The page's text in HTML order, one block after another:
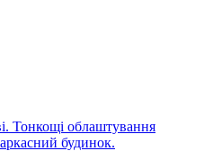
Тонкощі облаштування
будинок.